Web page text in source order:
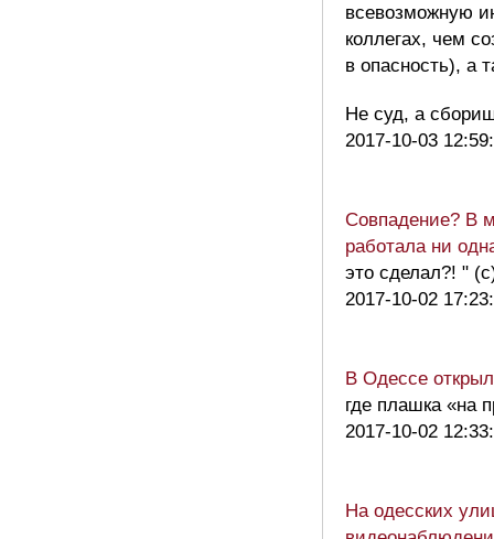
всевозможную
коллегах, чем
в опасность), а
Не суд, а
2017-10-03
Совпадение? В
работала ни
это сделал?! "
2017-10-02
В Одессе
где плашка «на
2017-10-02
На одесских